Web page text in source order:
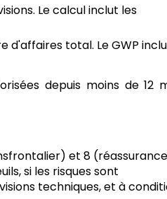
Le calcul inclut les
d'affaires total. Le GWP
depuis moins de 12
et 8 (réassurance
si les risques sont
techniques, et à